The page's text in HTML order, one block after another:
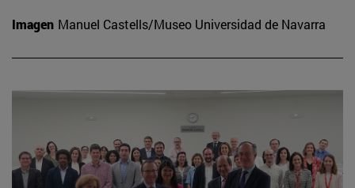
Imagen Manuel Castells/Museo Universidad de Navarra